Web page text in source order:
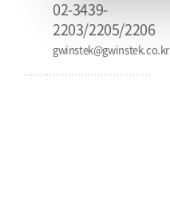
02-3439-
2203/2205/2206
gwinstek@gwinstek.co.kr